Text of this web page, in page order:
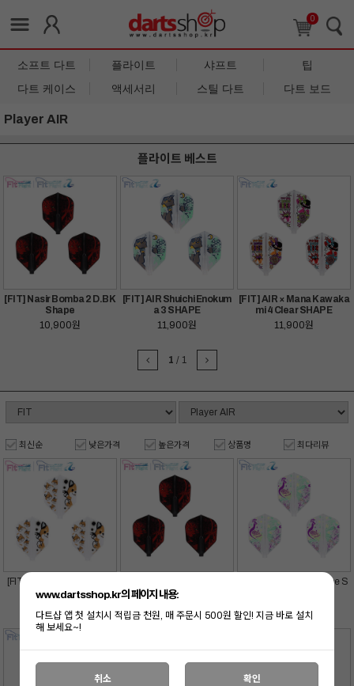
0
소프트 다트 플라이트 샤프트
팁
다트 케이스
액세서리 스틸 다트 다트 보드
Player AIR
플라이트 베스트
[FIT] Nasir Bomba 2 D.BK
Shape
10,900원
[FIT] AIR Shuichi Enokum
a 3 SHAPE
11,900원
[FIT] AIR × Mana Kawaka
mi 4 Clear SHAPE
11,900원
1 / 1
최신순 낮은가격 높은가격 상품명 최다리뷰
[FIT] Chun-Yao Huang WH
Shape
9% 10,900원
hape
9% 10,900원
[FIT] AIR Yumiko Sugime S
8% 11,900
www.dartsshop.kr의 페이지 내용:
다트샵 앱 첫 설치시 적립금 천원, 매 주문시 500원 할인! 지금 바로 설치
해 보세요~!
취소 확인